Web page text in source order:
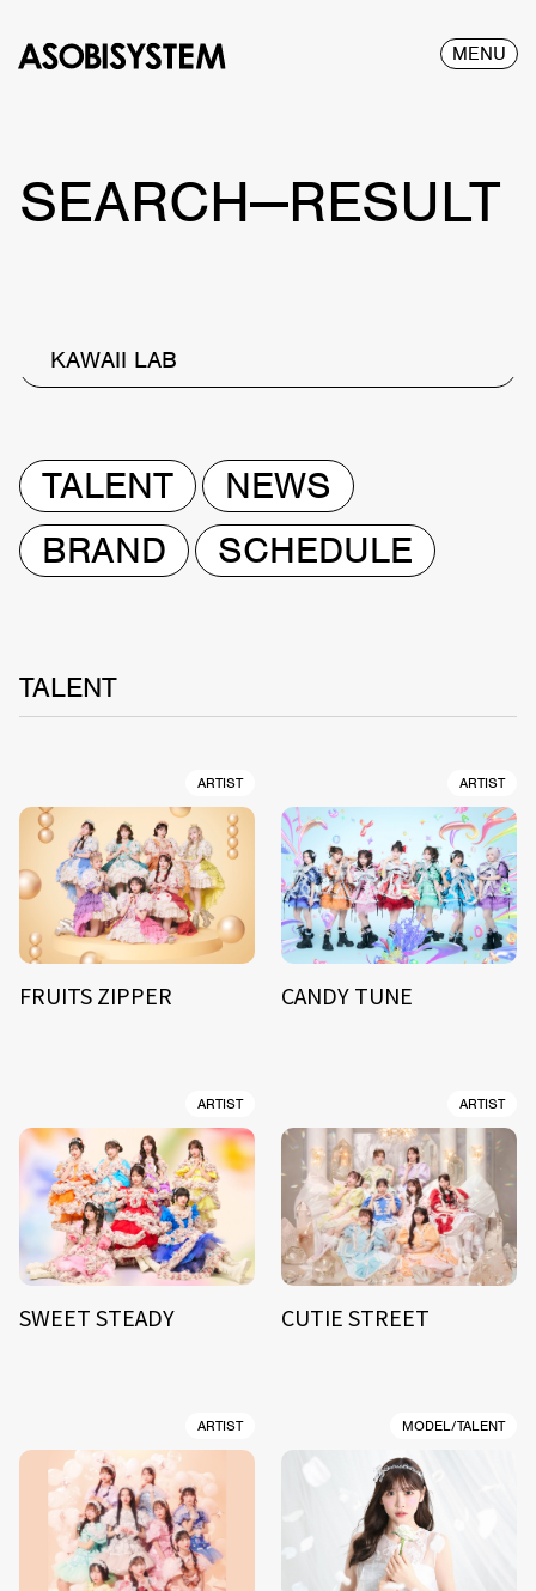
MENU
SEARCH—RESULT
KAWAII LAB
TALENT
NEWS
BRAND
SCHEDULE
TALENT
ARTIST
FRUITS ZIPPER
ARTIST
CANDY TUNE
ARTIST
SWEET STEADY
ARTIST
CUTIE STREET
ARTIST MODEL/TALENT